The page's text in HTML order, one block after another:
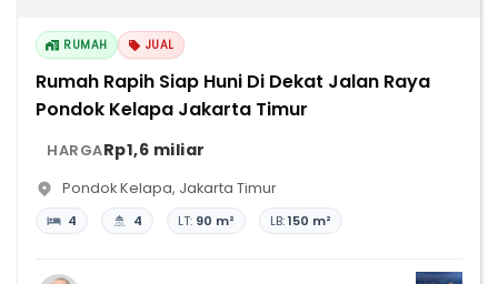
RUMAH JUAL
Rumah Rapih Siap Huni Di Dekat Jalan Raya
Pondok Kelapa Jakarta Timur
HARGARp1,6 miliar
Pondok Kelapa, Jakarta Timur
4 4 LT: 90 m² LB:150 m²